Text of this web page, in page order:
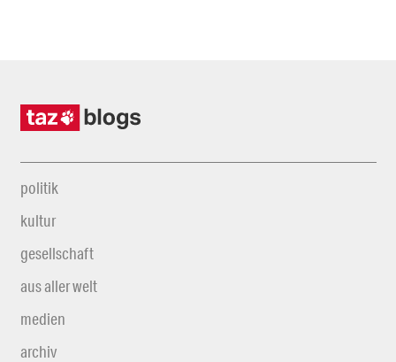
politik
kultur
gesellschaft
aus aller welt
medien
archiv